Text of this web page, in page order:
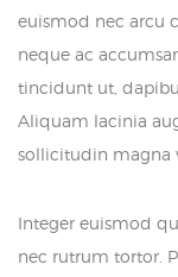
euismod nec arcu
neque ac
tincidunt ut,
Aliquam lacinia
sollicitudin magna
Integer euismod
nec rutrum tortor.